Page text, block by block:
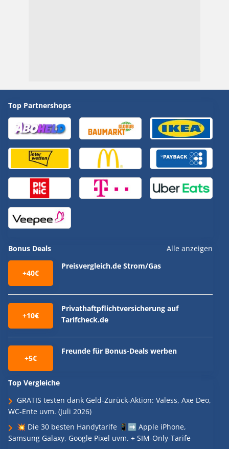
Top Partnershops
Bonus Deals Alle anzeigen
+40€
Preisvergleich.de Strom/Gas
+10€
Privathaftpflichtversicherung auf
Tarifcheck.de
+5€
Freunde für Bonus-Deals werben
Top Vergleiche
GRATIS testen dank Geld-Zurück-Aktion: Valess, Axe Deo,
WC-Ente uvm. (Juli 2026)
💥 Die 30 besten Handytarife 📱➡️ Apple iPhone,
Samsung Galaxy, Google Pixel uvm. + SIM-Only-Tarife